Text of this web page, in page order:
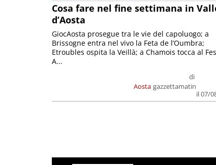
Cosa fare nel fine settimana in
d’Aosta
Aosta
di
gazzettamatin
il 07/
GiocAosta prosegue tra le vie del capoluogo; a
Brissogne entra nel vivo la Feta de l’Oumbra;
Etroubles ospita la Veillà; a Chamois tocca al
A...